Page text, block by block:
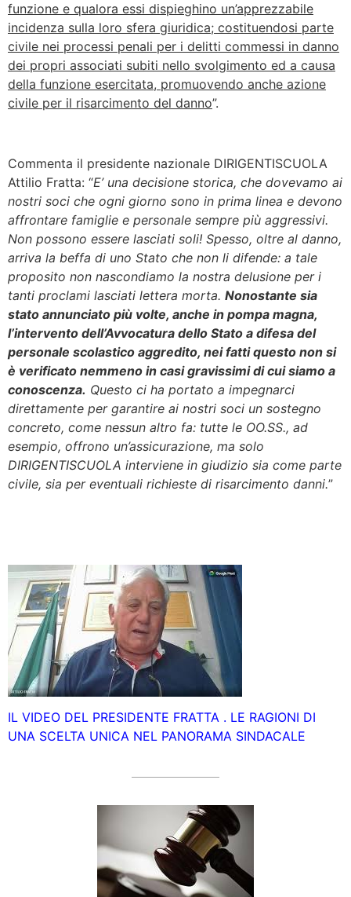
funzione e qualora essi dispieghino un’apprezzabile
incidenza sulla loro sfera giuridica; costituendosi parte
civile nei processi penali per i delitti commessi in danno
dei propri associati subiti nello svolgimento ed a causa
della funzione esercitata, promuovendo anche azione
civile per il risarcimento del danno”.
Commenta il presidente nazionale DIRIGENTISCUOLA
Attilio Fratta: “E’ una decisione storica, che dovevamo ai
nostri soci che ogni giorno sono in prima linea e devono
affrontare famiglie e personale sempre più aggressivi.
Non possono essere lasciati soli! Spesso, oltre al danno,
arriva la beffa di uno Stato che non li difende: a tale
proposito non nascondiamo la nostra delusione per i
tanti proclami lasciati lettera morta. Nonostante sia
stato annunciato più volte, anche in pompa magna,
l’intervento dell’Avvocatura dello Stato a difesa del
personale scolastico aggredito, nei fatti questo non si
è verificato nemmeno in casi gravissimi di cui siamo a
conoscenza. Questo ci ha portato a impegnarci
direttamente per garantire ai nostri soci un sostegno
concreto, come nessun altro fa: tutte le OO.SS., ad
esempio, offrono un’assicurazione, ma solo
DIRIGENTISCUOLA interviene in giudizio sia come parte
civile, sia per eventuali richieste di risarcimento danni.”
IL VIDEO DEL PRESIDENTE FRATTA . LE RAGIONI DI
UNA SCELTA UNICA NEL PANORAMA SINDACALE